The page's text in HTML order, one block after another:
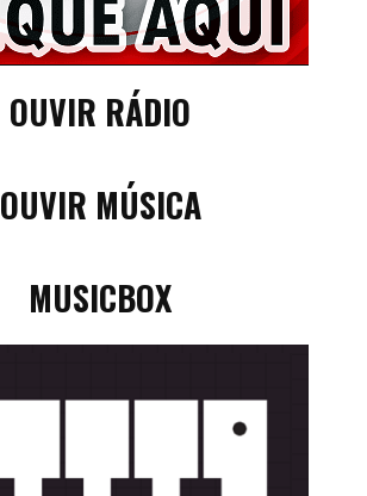
OUVIR RÁDIO
OUVIR MÚSICA
MUSICBOX